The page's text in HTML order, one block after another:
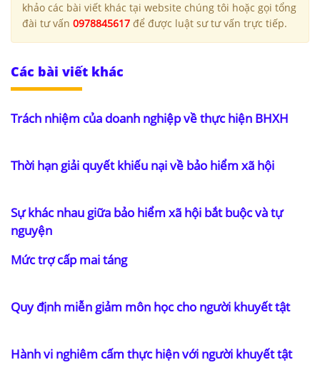
khảo các bài viết khác tại website chúng tôi hoặc gọi tổng
đài tư vấn 0978845617 để được luật sư tư vấn trực tiếp.
Các bài viết khác
Trách nhiệm của doanh nghiệp về thực hiện BHXH
Thời hạn giải quyết khiếu nại về bảo hiểm xã hội
Sự khác nhau giữa bảo hiểm xã hội bắt buộc và tự
nguyện
Mức trợ cấp mai táng
Quy định miễn giảm môn học cho người khuyết tật
Hành vi nghiêm cấm thực hiện với người khuyết tật